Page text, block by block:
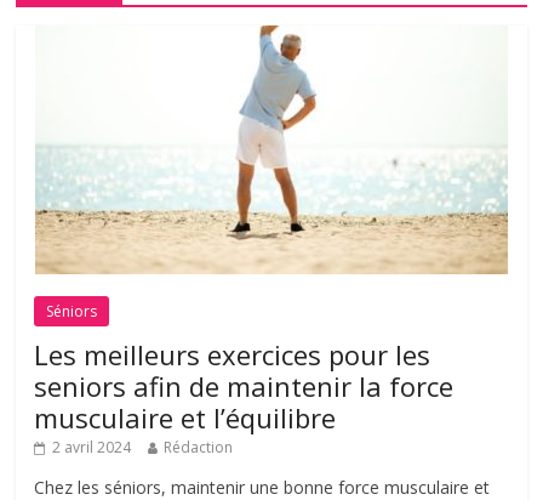
Séniors
Les meilleurs exercices pour les
seniors afin de maintenir la force
musculaire et l’équilibre
2 avril 2024 Rédaction
Chez les séniors, maintenir une bonne force musculaire et